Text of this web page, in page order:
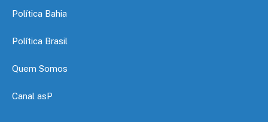
Política Bahia
Política Brasil
Quem Somos
Canal asP